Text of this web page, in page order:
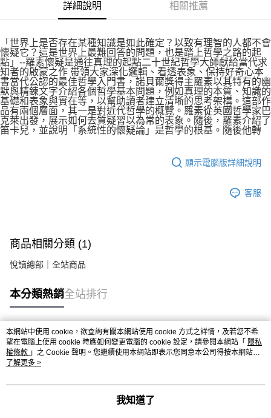
詳細說明 相關推薦
「世界上是否存在某種知識是如此確定？以致有理智的人都不會
懷疑它？這是世界上最難回答的問題，也是踏上哲學之路的起
點」--羅素懷疑是通往真理的起點二十世紀哲學大師獻給當代求
知者的啟蒙之作 帶領大家深化邏輯、看透表象、保持好奇心本
書當代公認的最佳哲學入門書，諾貝爾獎得主羅素以其特有的幽
默與精鍊文字介紹各個哲學基本問題，例如真理的本質、知識的
基礎和表象與實在等，以幫助讀者建立清晰的思考架構。這部作
品有兩個層面，其一是對近代哲學的概覽。羅素從英國哲學家巴
克萊出發，展示如何去質疑習以為常的表象。隨後，羅素介紹了
笛卡兒，並說明「系統性的懷疑論」是哲學的根基。隨後他轉
顯示電腦版詳細說明
客服
商品相關分類 (1)
悅讀總部｜全站商品
本分類熱銷全站排行
熱門標籤
本網站中使用 cookie，欲查詢有關本網站使用 cookie 方式之詳情，及若您不希
望在電腦上使用 cookie 時應如何變更電腦的 cookie 設定，請參閱本網站「 隱私
權條款 」之 Cookie 聲明。您繼續使用本網站即表示您同意本公司得按本網站使
用條款之 Cookie 聲明使用 cookie。
了解更多 >
我知道了